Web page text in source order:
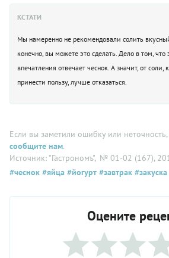
КСТАТИ
Мы намеренно не рекомендовали солить
конечно, вы можете это сделать. Дело в том, что
впечатления отвечает чеснок. А значит, от
принести пользу, лучше отказаться.
Если вы заметили ошибку или неточность,
сообщите нам.
Источник: "Гастрономъ", № 01-02 (167),
#чеснок #яйца #йогурт #завтрак #закуска
Оцените